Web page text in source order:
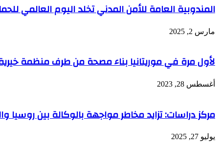
المندوبية العامة للأمن المدني تخلد اليوم العالمي
مارس 2, 2025
لأول مرة في موريتانيا بناء مصحة من طرف منظمة
أغسطس 28, 2023
مركز دراسات: تزايد مخاطر مواجهة بالوكالة بين روسيا
يوليو 27, 2025